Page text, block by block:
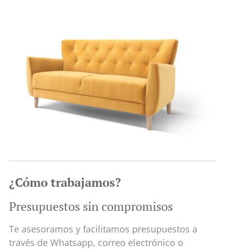
¿Cómo trabajamos?
Presupuestos sin compromisos
Te asesoramos y facilitamos presupuestos a
través de Whatsapp, correo electrónico o